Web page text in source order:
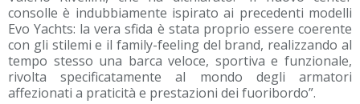
consolle è indubbiamente ispirato ai precedenti modelli
Evo Yachts: la vera sfida è stata proprio essere coerente
con gli stilemi e il family-feeling del brand, realizzando al
tempo stesso una barca veloce, sportiva e funzionale,
rivolta specificatamente al mondo degli armatori
affezionati a praticità e prestazioni dei fuoribordo”.